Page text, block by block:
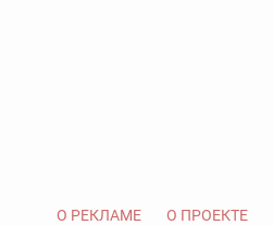
О РЕКЛАМЕ О ПРОЕКТЕ